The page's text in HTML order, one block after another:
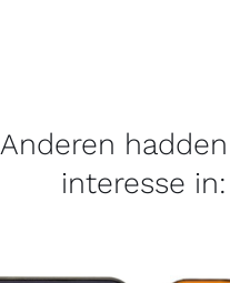
Anderen
interesse in: